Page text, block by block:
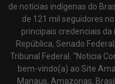
de notícias indígenas do
de 121 mil seguidores
principais credenciais
República, Senado
Tribunal Federal. "Noticia
bem-vindo(a) ao Site
Manaus, Amazonas, Brasil